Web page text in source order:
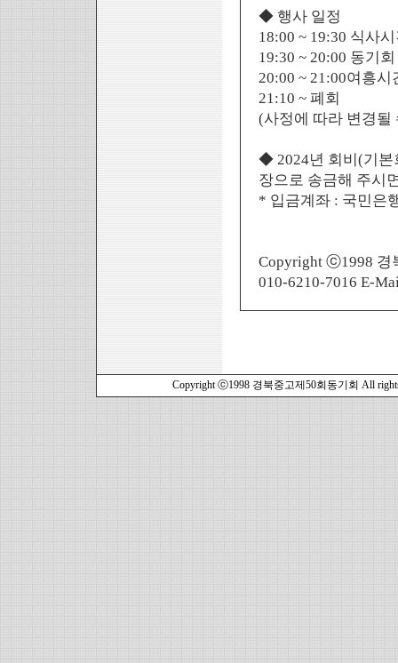
◆ 행사 일정
18:00 ~ 19:30 식사
19:30 ~ 20:00 동기
20:00 ~ 21:00여흥시
21:10 ~ 폐회
(사정에 따라 변경될
◆ 2024년 회비(기본
장으로 송금해 주시
* 입금계좌 : 국민은
Copyright ⓒ1998 경
010-6210-7016 E-
Copyright ⓒ1998 경북중고제50회동기회 All